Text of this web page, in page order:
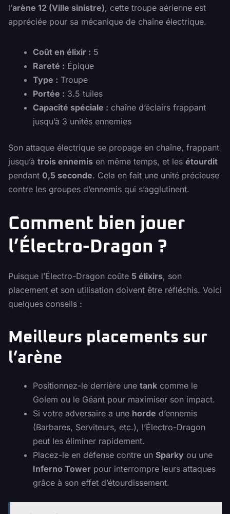
l’arène 12 (Ville sinistre), cette troupe aérienne est
appréciée pour sa mécanique de chaîne électrique.
Coût en élixir : 5
Rareté : Épique
Type : Troupe
Portée : 3.5 tuiles
Capacité spéciale : chaîne d’éclairs frappant
jusqu’à 3 unités ennemies
Son attaque électrique se propage en chaîne, frappant
jusqu’à trois ennemis en même temps, et les étourdit
pendant 0,5 seconde. Cela en fait une unité précieuse
contre les groupes d’ennemis qui s’agglutinent.
Comment bien jouer
l’Électro-Dragon ?
Puisque l’Électro-Dragon coûte 5 élixirs, son
placement et son utilisation doivent être réfléchis. Voici
quelques conseils :
Meilleurs placements sur
l’arène
Positionnez-le derrière une tank comme le
Golem ou le Géant pour maximiser son impact.
Si votre adversaire a une horde d’ennemis
(Barbares, Serviteurs, etc.), l’Électro-Dragon
peut les éliminer rapidement.
Placez-le en défense contre un Sparky ou une
Inferno Tower pour interrompre leurs attaques
grâce à son effet d’étourdissement.